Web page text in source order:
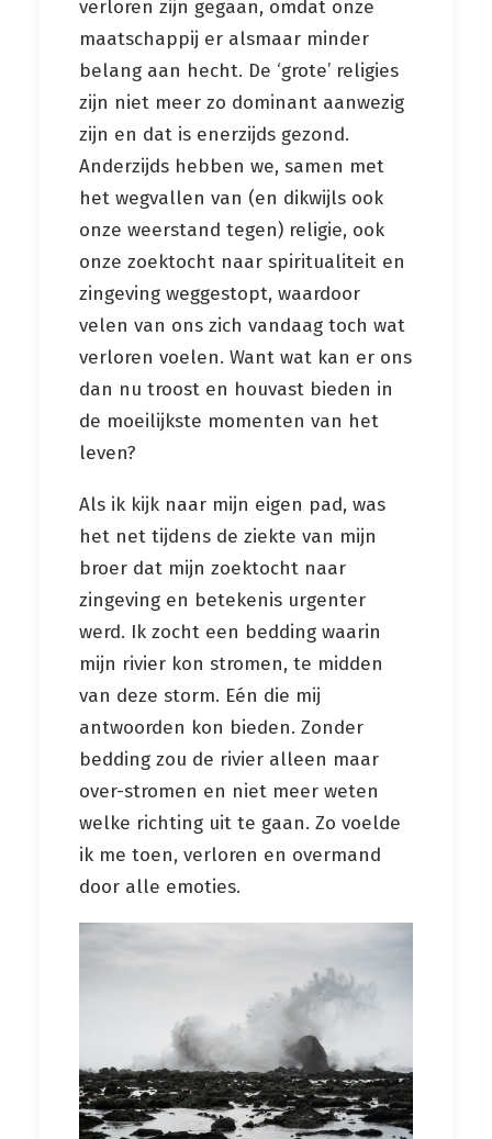
verloren zijn gegaan, omdat onze
maatschappij er alsmaar minder
belang aan hecht. De ‘grote’ religies
zijn niet meer zo dominant aanwezig
zijn en dat is enerzijds gezond.
Anderzijds hebben we, samen met
het wegvallen van (en dikwijls ook
onze weerstand tegen) religie, ook
onze zoektocht naar spiritualiteit en
zingeving weggestopt, waardoor
velen van ons zich vandaag toch wat
verloren voelen. Want wat kan er ons
dan nu troost en houvast bieden in
de moeilijkste momenten van het
leven?
Als ik kijk naar mijn eigen pad, was
het net tijdens de ziekte van mijn
broer dat mijn zoektocht naar
zingeving en betekenis urgenter
werd. Ik zocht een bedding waarin
mijn rivier kon stromen, te midden
van deze storm. Eén die mij
antwoorden kon bieden. Zonder
bedding zou de rivier alleen maar
over-stromen en niet meer weten
welke richting uit te gaan. Zo voelde
ik me toen, verloren en overmand
door alle emoties.